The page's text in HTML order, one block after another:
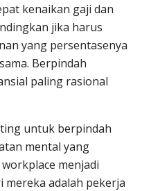
kenaikan gaji dan
jika harus
yang persentasenya
Berpindah
paling rasional
untuk berpindah
mental yang
menjadi
mereka adalah pekerja